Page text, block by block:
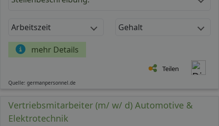
Arbeitszeit Gehalt
mehr Details
Teilen
Quelle: germanpersonnel.de
Vertriebsmitarbeiter (m/ w/ d) Automotive &
Elektrotechnik